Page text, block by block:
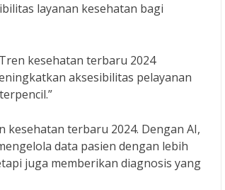
layanan kesehatan bagi
kesehatan terbaru 2024
aksesibilitas pelayanan
kesehatan terbaru 2024. Dengan AI,
data pasien dengan lebih
juga memberikan diagnosis yang